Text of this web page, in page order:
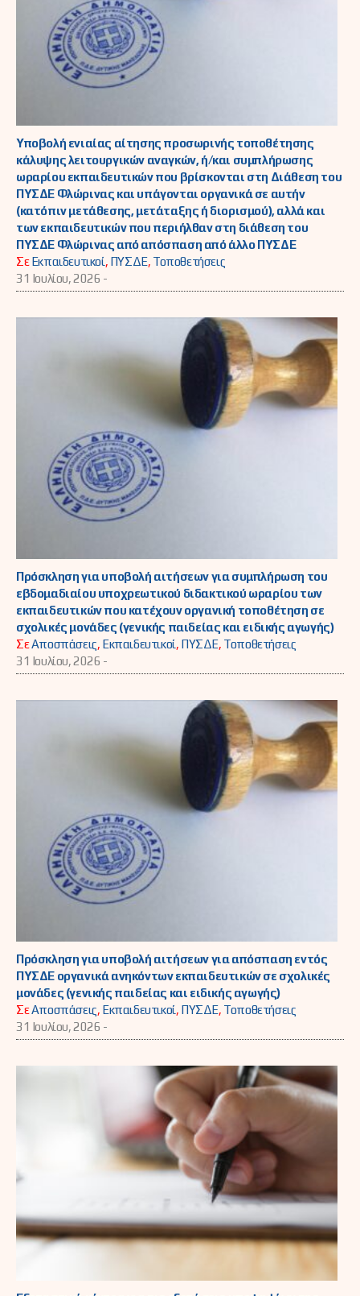
Υποβολή ενιαίας αίτησης προσωρινής τοποθέτησης
κάλυψης λειτουργικών αναγκών, ή/και συμπλήρωσης
ωραρίου εκπαιδευτικών που βρίσκονται στη Διάθεση του
ΠΥΣΔΕ Φλώρινας και υπάγονται οργανικά σε αυτήν
(κατόπιν μετάθεσης, μετάταξης ή διορισμού), αλλά και
των εκπαιδευτικών που περιήλθαν στη διάθεση του
ΠΥΣΔΕ Φλώρινας από απόσπαση από άλλο ΠΥΣΔΕ
ΣεΕκπαιδευτικοί, ΠΥΣΔΕ, Τοποθετήσεις
31 Ιουλίου, 2026 -
Πρόσκληση για υποβολή αιτήσεων για συμπλήρωση του
εβδομαδιαίου υποχρεωτικού διδακτικού ωραρίου των
εκπαιδευτικών που κατέχουν οργανική τοποθέτηση σε
σχολικές μονάδες (γενικής παιδείας και ειδικής αγωγής)
ΣεΑποσπάσεις, Εκπαιδευτικοί, ΠΥΣΔΕ, Τοποθετήσεις
31 Ιουλίου, 2026 -
Πρόσκληση για υποβολή αιτήσεων για απόσπαση εντός
ΠΥΣΔΕ οργανικά ανηκόντων εκπαιδευτικών σε σχολικές
μονάδες (γενικής παιδείας και ειδικής αγωγής)
ΣεΑποσπάσεις, Εκπαιδευτικοί, ΠΥΣΔΕ, Τοποθετήσεις
31 Ιουλίου, 2026 -